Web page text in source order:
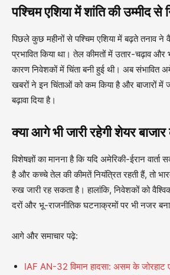
पश्चिम एशिया में शांति की उम्मीद से
पिछले कुछ महीनों से पश्चिम एशिया में बढ़ते तनाव ने
प्रभावित किया था। तेल कीमतों में उतार-चढ़ाव
कारण निवेशकों में चिंता बनी हुई थी। अब संभावित
खबरों ने इन चिंताओं को कम किया है और बाजारों में
बढ़ावा दिया है।
क्या आगे भी जारी रहेगी शेयर
विशेषज्ञों का मानना है कि यदि अमेरिकी-ईरान
है और कच्चे तेल की कीमतें नियंत्रित रहती हैं, तो
रुख जारी रह सकता है। हालांकि, निवेशकों को
दरों और भू-राजनीतिक घटनाक्रमों पर भी नजर
आगे और समाचार पढ़े:
IAF AN-32 विमान हादसा: असम के जोरहाट